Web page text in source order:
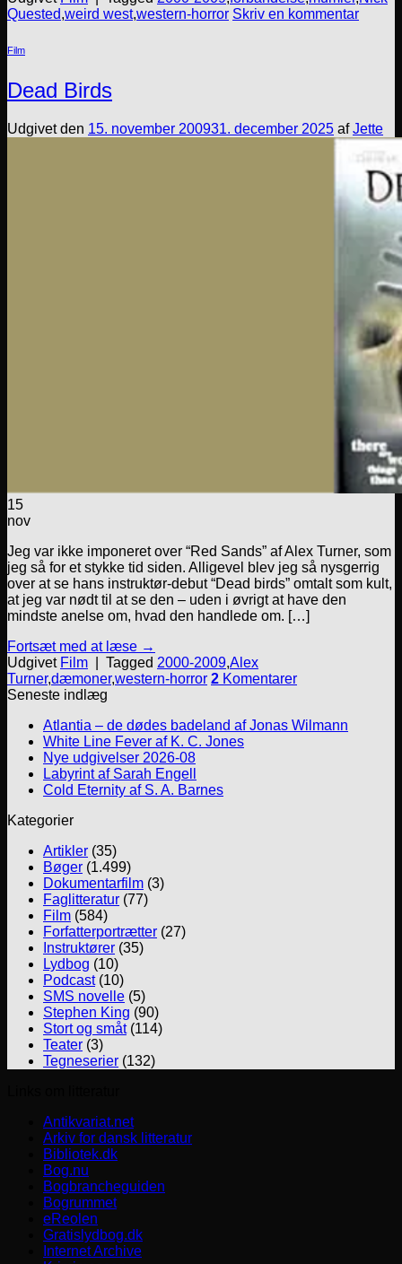
Quested,weird west,western-horror Skriv en kommentar
Film
Dead Birds
Udgivet den 15. november 200931. december 2025 afJette
15
nov
Jeg var ikke imponeret over “Red Sands” af Alex Turner, som
jeg så for et stykke tid siden. Alligevel blev jeg så nysgerrig
over at se hans instruktør-debut “Dead birds” omtalt som kult,
at jeg var nødt til at se den – uden i øvrigt at have den
mindste anelse om, hvad den handlede om. […]
Fortsæt med at læse →
Udgivet Film Tagged 2000-2009,Alex
Turner,dæmoner,western-horror 2 Komentarer
Seneste indlæg
Atlantia – de dødes badeland af Jonas Wilmann
White Line Fever af K. C. Jones
Nye udgivelser 2026-08
Labyrint af Sarah Engell
Cold Eternity af S. A. Barnes
Kategorier
Artikler (35)
Bøger (1.499)
Dokumentarfilm (3)
Faglitteratur (77)
Film (584)
Forfatterportrætter (27)
Instruktører (35)
Lydbog (10)
Podcast(10)
SMS novelle (5)
Stephen King (90)
Stort og småt(114)
Teater (3)
Tegneserier (132)
Antikvariat.net
Arkiv for dansk litteratur
Bibliotek.dk
Bog.nu
Bogbrancheguiden
Bogrummet
eReolen
Gratislydbog.dk
Internet Archive